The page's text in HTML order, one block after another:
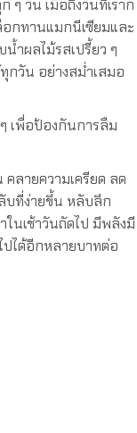
ๆ วัน เมื่อถึงวันที่เราก็
อกทานแมกนีเซียมและ
ำผลไม้รสเปรี้ยว ๆ
กวัน อย่างสม่ำเสมอ
เพื่อป้องกันการลืม
ลายความเครียด ลด
บที่ง่ายขึ้น หลับลึก
นเช้าวันถัดไป มีพลังมี
ปได้อีกหลายบาทต่อ